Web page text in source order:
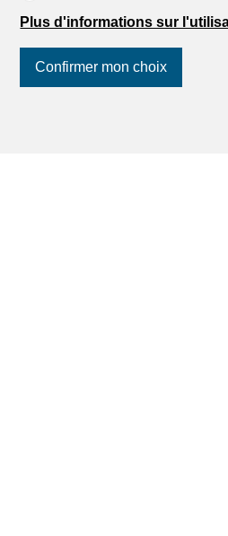
Plus d'informations sur
Confirmer mon choix